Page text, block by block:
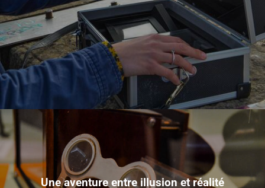
Une aventure entre illusion et réalité